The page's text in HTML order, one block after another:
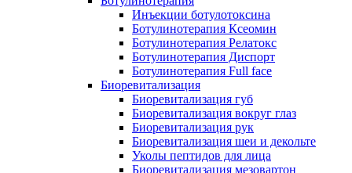
Инъекции ботулотоксина
Ботулинотерапия Ксеомин
Ботулинотерапия Релатокс
Ботулинотерапия Диспорт
Ботулинотерапия Full face
Биоревитализация
Биоревитализация губ
Биоревитализация вокруг глаз
Биоревитализация рук
Биоревитализация шеи и декольте
Уколы пептидов для лица
Биоревитализация мезовартон